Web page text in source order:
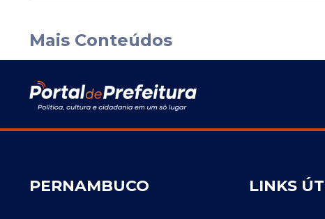
Mais Conteúdos
PERNAMBUCO LINKS